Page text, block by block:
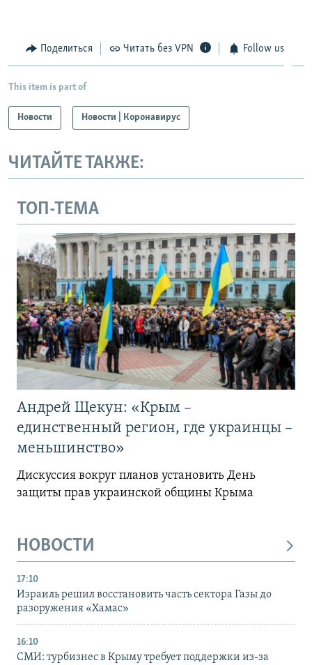
Поделиться Читать без VPN Follow us
This item is part of
Новости Новости | Коронавирус
ЧИТАЙТЕ ТАКЖЕ:
ТОП-ТЕМА
Андрей Щекун: «Крым –
единственный регион, где украинцы –
меньшинство»
Дискуссия вокруг планов установить День
защиты прав украинской общины Крыма
НОВОСТИ
17:10
Израиль решил восстановить часть сектора Газы до
разоружения «Хамас»
16:10
СМИ: турбизнес в Крыму требует поддержки из-за